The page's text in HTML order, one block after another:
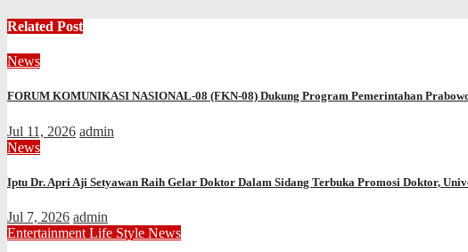
Related Post
News
FORUM KOMUNIKASI NASIONAL-08 (FKN-08) Dukung Program Pemerintahan
Jul 11, 2026 admin
News
Iptu Dr. Apri Aji Setyawan Raih Gelar Doktor Dalam Sidang Terbuka Promosi Doktor,
Jul 7, 2026 admin
Entertainment Life Style News